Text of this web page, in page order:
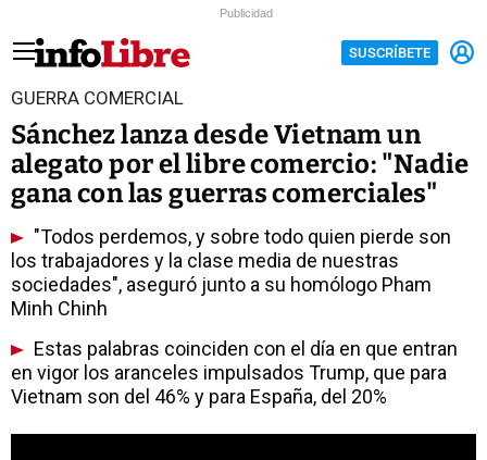
Publicidad
SUSCRÍBETE
GUERRA COMERCIAL
Sánchez lanza desde Vietnam un
alegato por el libre comercio: "Nadie
gana con las guerras comerciales"
"Todos perdemos, y sobre todo quien pierde son
los trabajadores y la clase media de nuestras
sociedades", aseguró junto a su homólogo Pham
Minh Chinh
Estas palabras coinciden con el día en que entran
en vigor los aranceles impulsados Trump, que para
Vietnam son del 46% y para España, del 20%